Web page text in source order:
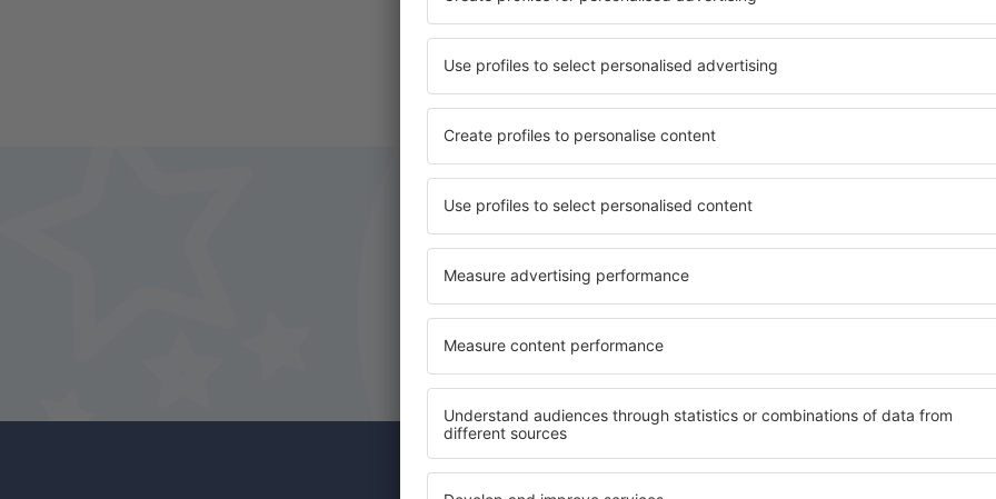
Arată mai multe oferte
Economiseşte timp și
Rezervă un pachet Zbor
pe eSky.ro!
Explorează